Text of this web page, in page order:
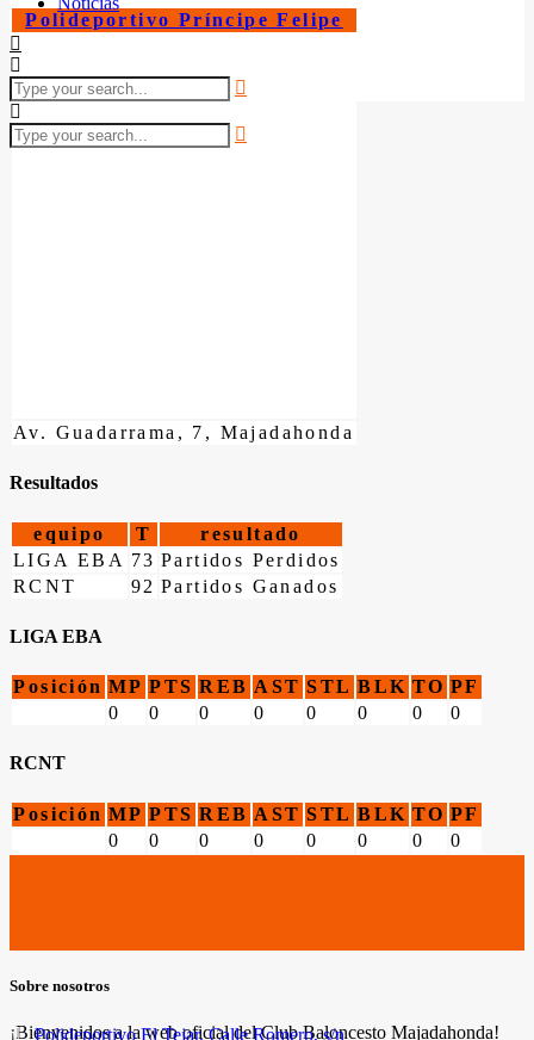
Polideportivo Príncipe Felipe
Av. Guadarrama, 7, Majadahonda
Resultados
equipo T
resultado
LIGA EBA 73 Partidos Perdidos
RCNT
92 Partidos Ganados
LIGA EBA
Posición MP PTS REB AST STL BLK TO PF
0
0 0 0 0 0 0 0
RCNT
Posición MP PTS REB AST STL BLK TO PF
0
0 0 0 0 0 0 0
Sobre nosotros
¡Bienvenidos a la web oficial del Club Baloncesto Majadahonda!
Polideportivo El Tejar. Calle Romero, s/n